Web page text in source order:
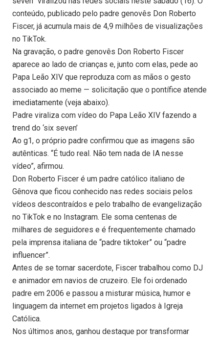
conteúdo, publicado pelo padre genovês Don Roberto
Fiscer, já acumula mais de 4,9 milhões de visualizações
no TikTok.
Na gravação, o padre genovês Don Roberto Fiscer
aparece ao lado de crianças e, junto com elas, pede ao
Papa Leão XIV que reproduza com as mãos o gesto
associado ao meme — solicitação que o pontífice atende
imediatamente (veja abaixo).
Padre viraliza com vídeo do Papa Leão XIV fazendo a
trend do ‘six seven’
Ao g1, o próprio padre confirmou que as imagens são
autênticas. “É tudo real. Não tem nada de IA nesse
vídeo”, afirmou.
Don Roberto Fiscer é um padre católico italiano de
Gênova que ficou conhecido nas redes sociais pelos
vídeos descontraídos e pelo trabalho de evangelização
no TikTok e no Instagram. Ele soma centenas de
milhares de seguidores e é frequentemente chamado
pela imprensa italiana de “padre tiktoker” ou “padre
influencer”.
Antes de se tornar sacerdote, Fiscer trabalhou como DJ
e animador em navios de cruzeiro. Ele foi ordenado
padre em 2006 e passou a misturar música, humor e
linguagem da internet em projetos ligados à Igreja
Católica.
Nos últimos anos, ganhou destaque por transformar